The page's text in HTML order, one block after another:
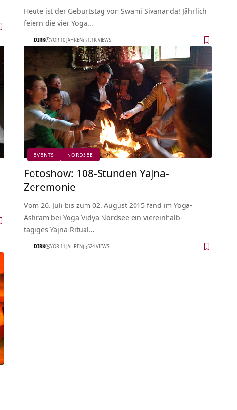
Heute ist der Geburtstag von Swami Sivananda! Jährlich
feiern die vier Yoga…
DIRK VOR 10 JAHREN 1.1K VIEWS
EVENTS NORDSEE
Fotoshow: 108-Stunden Yajna-
Zeremonie
Vom 26. Juli bis zum 02. August 2015 fand im Yoga-
Ashram bei Yoga Vidya Nordsee ein viereinhalb-
tägiges Yajna-Ritual…
DIRK VOR 11 JAHREN 524 VIEWS